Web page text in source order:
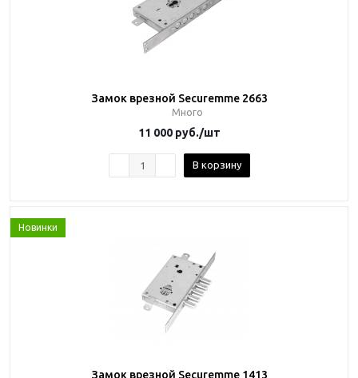
Замок врезной Securemme 2663
Много
11 000 руб./шт
В корзину
Новинки
Замок врезной Securemme 1413